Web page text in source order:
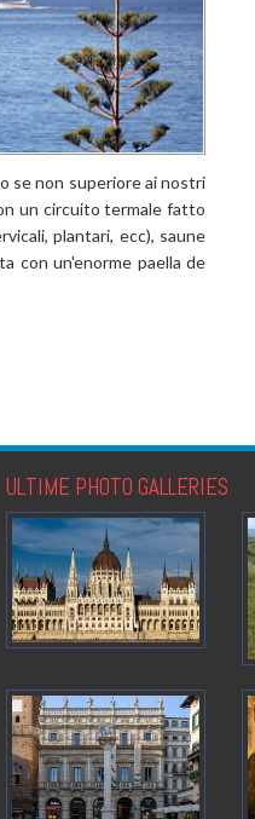
se non superiore ai nostri
un circuito termale fatto
plantari, ecc), saune
con un'enorme paella de
ULTIME PHOTO GALLERIES